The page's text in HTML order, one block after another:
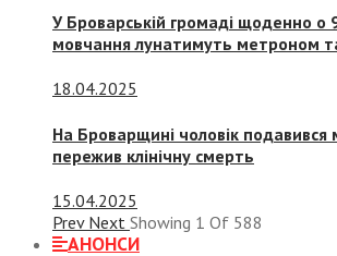
У Броварській громаді щоденно о
мовчання лунатимуть метроном
18.04.2025
На Броварщині чоловік подавився
пережив клінічну смерть
15.04.2025
Prev Next Showing 1 Of 588
АНОНСИ